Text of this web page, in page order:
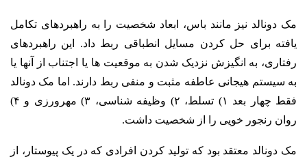
مک دونالد نیز مانند باس، ابعاد شخصیت را به راهبردهای تکامل
یافته برای حل کردن مسایل انطباقی ربط داد. این راهبردهای
رفتاری، به انگیزش نزدیک شدن به موقعیت ها یا اجتناب از آنها یا
به سیستم هیجانی عاطفه مثبت و منفی ربط دارند. اما مک دونالد
فقط چهار بعد ۱) تسلط، ۲) وظیفه شناسی، ۳) مهرورزی و ۴)
روان رنجور خویی را از شخصیت داشت.
مک دونالد معتقد بود که تولید کردن افرادی که در یک پیوستار، از